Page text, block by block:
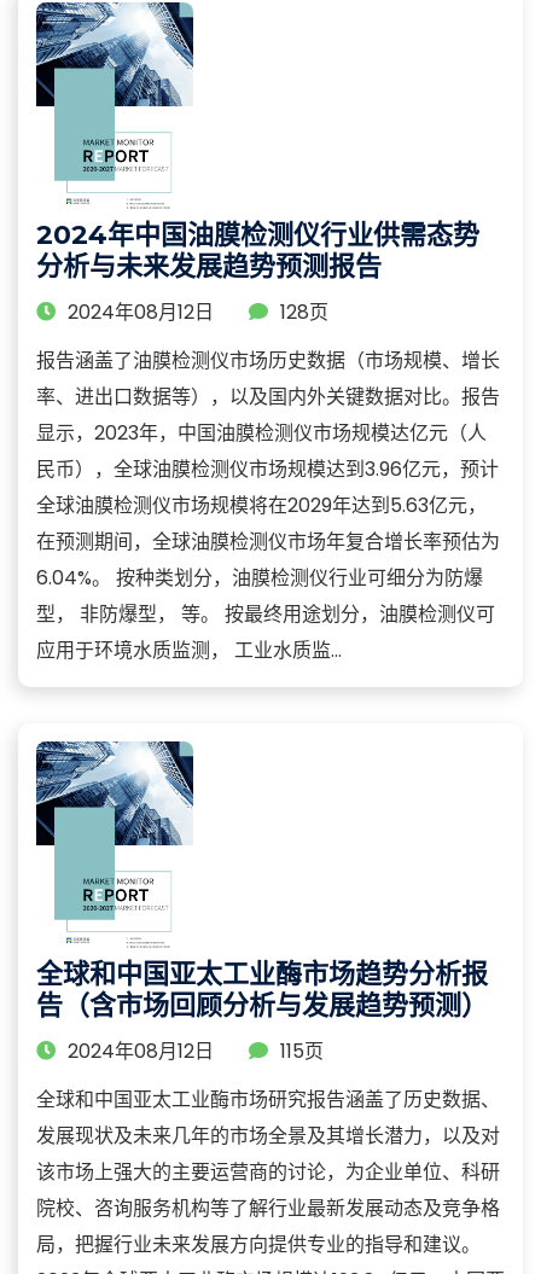
2024年中国油膜检测仪行业供需态势
分析与未来发展趋势预测报告
2024年08月12日
128页
报告涵盖了油膜检测仪市场历史数据（市场规模、增长
率、进出口数据等），以及国内外关键数据对比。报告
显示，2023年，中国油膜检测仪市场规模达亿元（人
民币），全球油膜检测仪市场规模达到3.96亿元，预计
全球油膜检测仪市场规模将在2029年达到5.63亿元，
在预测期间，全球油膜检测仪市场年复合增长率预估为
6.04%。 按种类划分，油膜检测仪行业可细分为防爆
型， 非防爆型， 等。 按最终用途划分，油膜检测仪可
应用于环境水质监测， 工业水质监...
全球和中国亚太工业酶市场趋势分析报
告（含市场回顾分析与发展趋势预测）
2024年08月12日
115页
全球和中国亚太工业酶市场研究报告涵盖了历史数据、
发展现状及未来几年的市场全景及其增长潜力，以及对
该市场上强大的主要运营商的讨论，为企业单位、科研
院校、咨询服务机构等了解行业最新发展动态及竞争格
局，把握行业未来发展方向提供专业的指导和建议。